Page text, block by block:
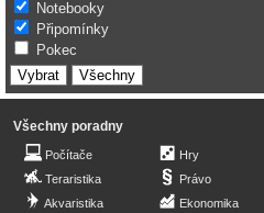
Notebooky
Připomínky
Pokec
Všechny poradny
Počítače
Teraristika
Akvaristika
Hry
Právo
Ekonomika